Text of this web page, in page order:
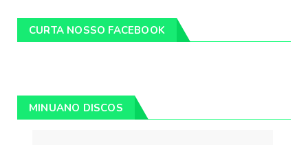
CURTA NOSSO FACEBOOK
MINUANO DISCOS